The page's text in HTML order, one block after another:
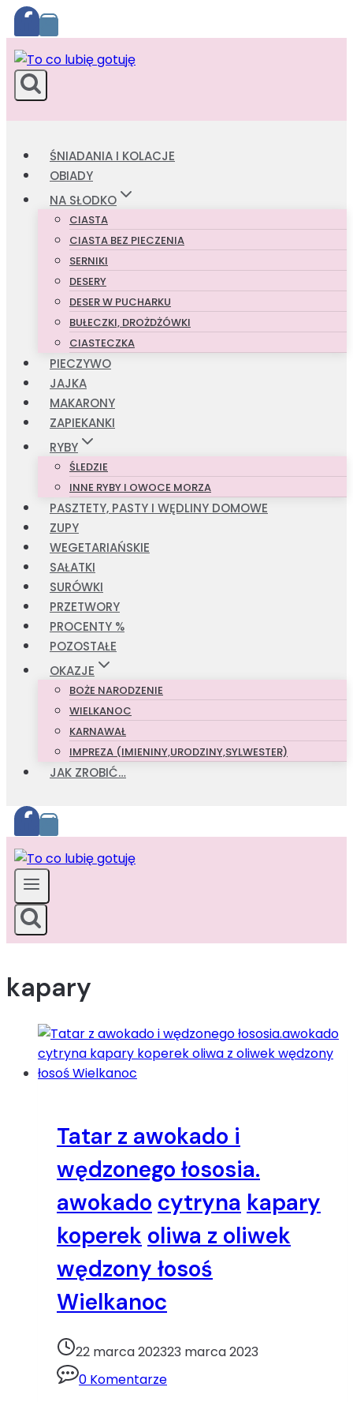
Przejdź
do
treści
ŚNIADANIA I KOLACJE
OBIADY
NA SŁODKO
CIASTA
CIASTA BEZ PIECZENIA
SERNIKI
DESERY
DESER W PUCHARKU
BUŁECZKI, DROŻDŻÓWKI
CIASTECZKA
PIECZYWO
JAJKA
MAKARONY
ZAPIEKANKI
RYBY
ŚLEDZIE
INNE RYBY I OWOCE MORZA
PASZTETY, PASTY I WĘDLINY DOMOWE
ZUPY
WEGETARIAŃSKIE
SAŁATKI
SURÓWKI
PRZETWORY
PROCENTY %
POZOSTAŁE
OKAZJE
BOŻE NARODZENIE
WIELKANOC
KARNAWAŁ
IMPREZA (IMIENINY,URODZINY,SYLWESTER)
JAK ZROBIĆ…
kapary
Tatar z awokado i
wędzonego łososia.
awokado cytryna kapary
koperek oliwa z oliwek
wędzony łosoś
Wielkanoc
22 marca 202323 marca 2023
0 Komentarze